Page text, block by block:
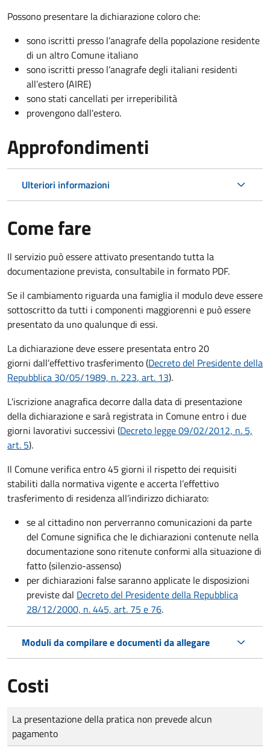
Possono presentare la dichiarazione coloroche:
sono iscritti presso l’anagrafe della popolazione residente
di un altro Comune italiano
sono iscritti presso l’anagrafe degli italiani residenti
all’estero (AIRE)
sono stati cancellati per irreperibilità
provengono dall'estero.
Approfondimenti
Ulteriori informazioni
Come fare
Il servizio può essere attivato presentando tutta la
documentazione prevista, consultabile in formato PDF.
Se il cambiamento riguarda una famiglia il modulo deve essere
sottoscritto da tutti i componenti maggiorenni e può essere
presentato da uno qualunque di essi.
La dichiarazione deve essere presentata entro 20
giorni dall’effettivo trasferimento (Decreto del Presidente della
Repubblica 30/05/1989, n. 223, art. 13).
L'iscrizione anagrafica decorre dalla data di presentazione
della dichiarazione e sarà registrata in Comune entro i due
giorni lavorativi successivi (Decreto legge 09/02/2012, n. 5,
art. 5).
Il Comune verifica entro45 giorni il rispetto dei requisiti
stabiliti dalla normativa vigente e accerta l’effettivo
trasferimento di residenza all’indirizzo dichiarato:
se al cittadino non perverranno comunicazioni da parte
del Comune significa che le dichiarazioni contenute nella
documentazione sono ritenute conformi alla situazione di
fatto (silenzio-assenso)
per dichiarazioni false saranno applicate le disposizioni
previste dal Decreto del Presidente della Repubblica
28/12/2000, n. 445, art. 75 e 76.
Moduli da compilare e documenti da allegare
Costi
Tipo di pagamento
Importo
La presentazione della pratica non prevede alcun
pagamento